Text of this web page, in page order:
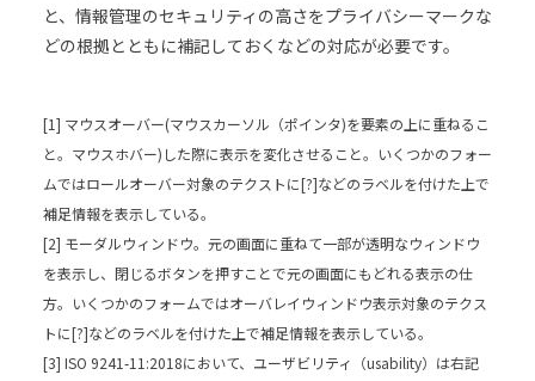
と、情報管理のセキュリティの高さをプライバシーマークな
どの根拠とともに補記しておくなどの対応が必要です。
[1] マウスオーバー(マウスカーソル（ポインタ)を要素の上に重ねるこ
と。マウスホバー)した際に表示を変化させること。いくつかのフォー
ムではロールオーバー対象のテクストに[?]などのラベルを付けた上で
補足情報を表示している。
[2] モーダルウィンドウ。元の画面に重ねて一部が透明なウィンドウ
を表示し、閉じるボタンを押すことで元の画面にもどれる表示の仕
方。いくつかのフォームではオーバレイウィンドウ表示対象のテクス
トに[?]などのラベルを付けた上で補足情報を表示している。
[3] ISO 9241-11:2018において、ユーザビリティ（usability）は右記